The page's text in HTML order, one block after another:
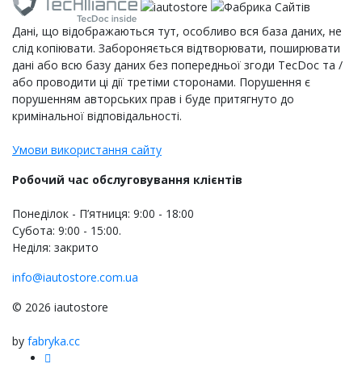
Дані, що відображаються тут, особливо вся база даних, не
слід копіювати. Забороняється відтворювати, поширювати
дані або всю базу даних без попередньої згоди TecDoc та /
або проводити ці дії третіми сторонами. Порушення є
порушенням авторських прав і буде притягнуто до
кримінальної відповідальності.
Умови використання сайту
Робочий час обслуговування клієнтів
Понеділок - П’ятниця: 9:00 - 18:00
Субота: 9:00 - 15:00.
Неділя: закрито
info@iautostore.com.ua
© 2026 iautostore
by fabryka.cc